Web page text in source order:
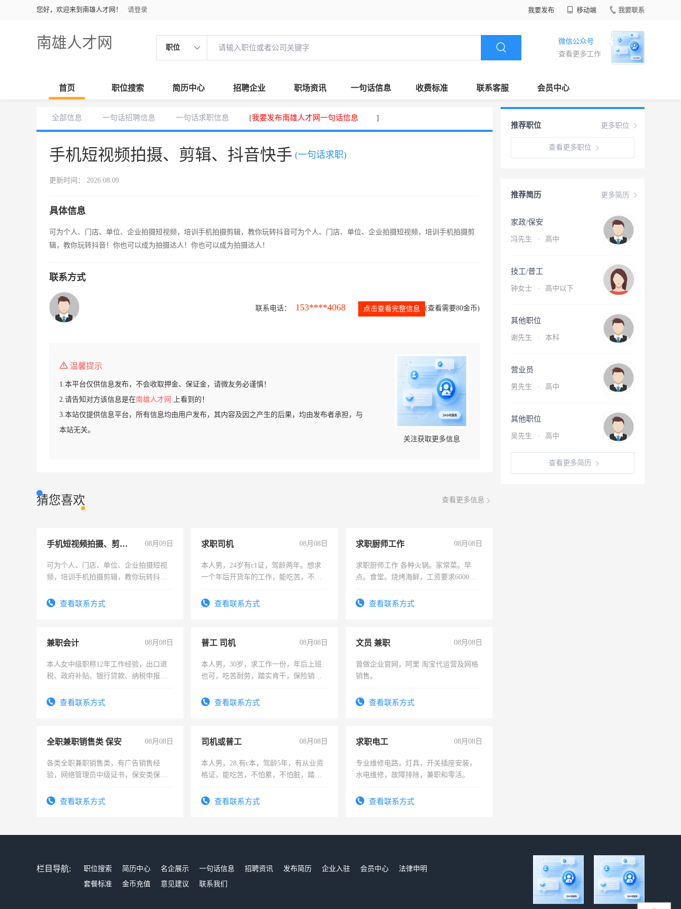
您好，欢迎来到南雄人才网！ 请登录 我要发布 移动端 我要联系
南雄人才网 职位
微信公众号
查看更多工作
首页 职位搜索 简历中心 招聘企业 职场资讯 一句话信息 收费标准 联系客服 会员中心
全部信息 一句话招聘信息 一句话求职信息 [我要发布南雄人才网一句话信息 ]
手机短视频拍摄、剪辑、抖音快手 (一句话求职)
更新时间： 2026.08.09
具体信息
可为个人、门店、单位、企业拍摄短视频，培训手机拍摄剪辑，教你玩转抖音可为个人、门店、单位、企业拍摄短视频，培训手机拍摄剪
辑，教你玩转抖音！你也可以成为拍摄达人！你也可以成为拍摄达人！
联系方式
联系电话： 153****4068 点击查看完整信息 (查看需要80金币)
温馨提示
1.本平台仅供信息发布，不会收取押金、保证金，请微友务必谨慎！
2.请告知对方该信息是在南雄人才网
上看到的！
3.本站仅提供信息平台，所有信息均由用户发布，其内容及因之产生的后果，均由发布者承担，与
本站无关。
关注获取更多信息
猜您喜欢 查看更多信息
手机短视频拍摄、剪辑、抖音快手 08月09日
可为个人、门店、单位、企业拍摄短视
频，培训手机拍摄剪辑，教你玩转抖音
频，培训手机拍摄剪辑，教你玩转抖
查看联系方式
求职司机 08月08日
本人男，24岁有c1证，驾龄两年。想求
一个年后开货车的工作，能吃苦，不怕
查看联系方式
求职厨师工作 08月08日
求职厨师工作 各种火锅。家常菜。早
点。食堂。烧烤海鲜，工资要求6000以
查看联系方式
兼职会计 08月08日
本人女中级职称12年工作经验，出口退
税、政府补贴、银行贷款、纳税申报、
务，财务咨询等业务。欲求兼职会计工
查看联系方式
普工 司机 08月08日
本人男，30岁，求工作一份，年后上班
也可，吃苦耐劳，踏实肯干，保险销售
查看联系方式
文员 兼职 08月08日
曾做企业官网，阿里 淘宝代运营及网格
销售。
查看联系方式
全职兼职销售类 保安 08月08日
各类全职兼职销售类，有广告销售经
验，网络管理员中级证书，保安类保安
有高低压电工证和十几年工作经验
查看联系方式
司机或普工 08月08日
本人男，28.有c本，驾龄5年，有从业资
格证，能吃苦，不怕累，不怕脏，踏
查看联系方式
求职电工 08月08日
专业维修电路，灯具，开关插座安装，
水电维修，故障排除，兼职和零活。
查看联系方式
更多职位
推荐职位
查看更多职位
更多简历
推荐简历
家政/保安
冯先生 · 高中
技工/普工
钟女士 · 高中以下
其他职位
谢先生 · 本科
营业员
男先生 · 高中
其他职位
吴先生 · 高中
查看更多简历
栏目导航: 职位搜索 简历中心 名企展示 一句话信息 招聘资讯 发布简历 企业入驻 会员中心
法律申明
套餐标准
金币充值 意见建议 联系我们